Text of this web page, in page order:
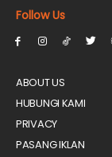
Follow Us
ABOUT US
HUBUNGI KAMI
PRIVACY
PASANG IKLAN